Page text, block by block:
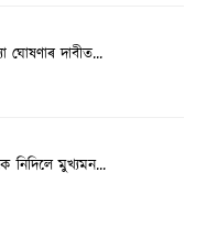
ঘোষণাৰ দাবীত...
নিদিলে মুখ্যমন...